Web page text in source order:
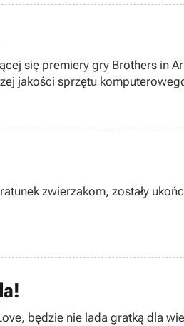
się premiery gry Brothers in
jakości sprzętu
zwierzakom, zostały
będzie nie lada gratką dla